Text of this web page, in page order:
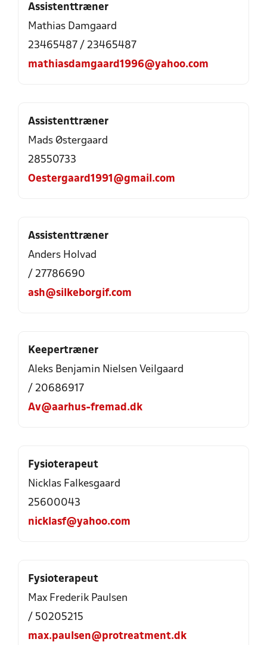
Assistenttræner
Mathias Damgaard
23465487 / 23465487
mathiasdamgaard1996@yahoo.com
Assistenttræner
Mads Østergaard
28550733
Oestergaard1991@gmail.com
Assistenttræner
Anders Holvad
/ 27786690
ash@silkeborgif.com
Keepertræner
Aleks Benjamin Nielsen Veilgaard
/ 20686917
Av@aarhus-fremad.dk
Fysioterapeut
Nicklas Falkesgaard
25600043
nicklasf@yahoo.com
Fysioterapeut
Max Frederik Paulsen
/ 50205215
max.paulsen@protreatment.dk